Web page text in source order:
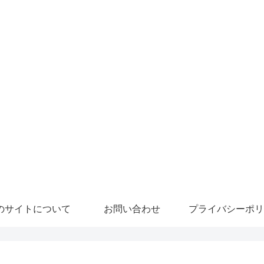
サイトについて お問い合わせ プライバシーポ